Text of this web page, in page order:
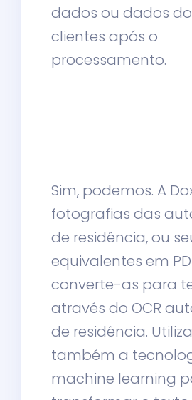
dados ou dados
clientes após o
processamento.
Sim, podemos. A
fotografias das
de residência, ou
equivalentes em
converte-as para
através do OCR
de residência. U
também a
machine learning